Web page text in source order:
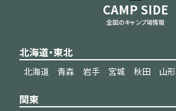
CAMP SIDE
全国のキャンプ場情報
北海道・東北
北海道 青森 岩手 宮城 秋田 山形
関東